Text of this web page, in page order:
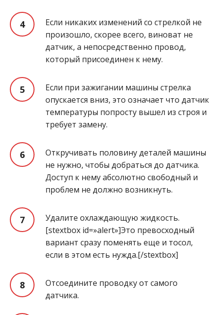
Если никаких изменений со стрелкой не
произошло, скорее всего, виноват не
датчик, а непосредственно провод,
который присоединен к нему.
Если при зажигании машины стрелка
опускается вниз, это означает что датчик
температуры попросту вышел из строя и
требует замену.
Откручивать половину деталей машины
не нужно, чтобы добраться до датчика.
Доступ к нему абсолютно свободный и
проблем не должно возникнуть.
Удалите охлаждающую жидкость.
[stextbox id=»alert»]Это превосходный
вариант сразу поменять еще и тосол,
если в этом есть нужда.[/stextbox]
Отсоедините проводку от самого
датчика.